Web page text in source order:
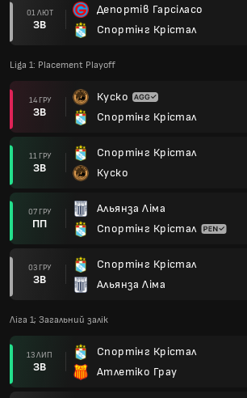
01 ЛЮТ
ЗВ
Депортів Гарсіласо
Спортінг Крістал
Liga 1: Placement Playoff
14 ГРУ
ЗВ
Куско
Спортінг Крістал
11 ГРУ
ЗВ
Спортінг Крістал
Куско
07 ГРУ
ПП
Альянза Ліма
Спортінг Крістал
03 ГРУ
ЗВ
Спортінг Крістал
Альянза Ліма
Ліга 1; Загальний залік
13 ЛИП
ЗВ
Спортінг Крістал
Атлетіко Грау